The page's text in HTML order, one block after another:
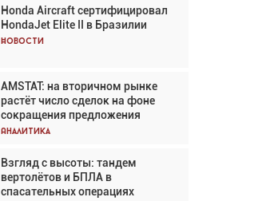
Honda Aircraft сертифицировал
HondaJet Elite II в Бразилии
Новости
AMSTAT: на вторичном рынке
растёт число сделок на фоне
сокращения предложения
Аналитика
Взгляд с высоты: тандем
вертолётов и БПЛА в
спасательных операциях
Авиационный фотограф Дэйв
Кох: «Фотография говорит сама
за себя... а ИИ всё портит»
Проблемы с цепочками
поставок сохраняются
Аналитика
Частный самолёт – это актив.
Подходите к покупке
соответствующим образом